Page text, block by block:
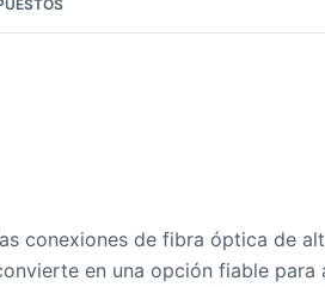
conexiones de fibra óptica de
en una opción fiable para